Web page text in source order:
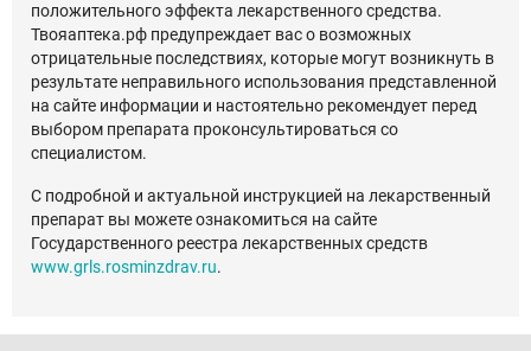
положительного эффекта лекарственного средства.
Твояаптека.рф предупреждает вас о возможных
отрицательные последствиях, которые могут возникнуть в
результате неправильного использования представленной
на сайте информации и настоятельно рекомендует перед
выбором препарата проконсультироваться со
специалистом.
С подробной и актуальной инструкцией на лекарственный
препарат вы можете ознакомиться на сайте
Государственного реестра лекарственных средств
www.grls.rosminzdrav.ru.